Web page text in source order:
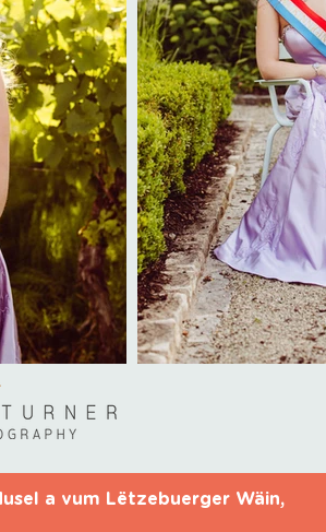
a vum Lëtzebuerger Wäin,